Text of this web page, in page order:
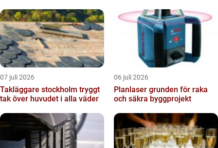
07 juli 2026
Takläggare stockholm tryggt
tak över huvudet i alla väder
06 juli 2026
Planlaser grunden för raka
och säkra byggprojekt